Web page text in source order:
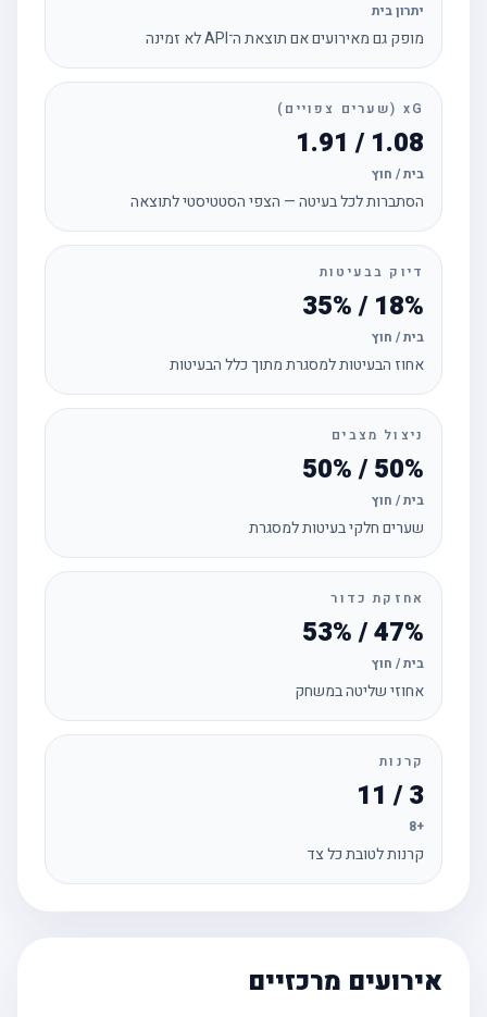
יתרון בית
מופק גם מאירועים אם תוצאת ה־API לא זמינה
xG (שערים צפויים)
1.08 / 1.91
בית / חוץ
הסתברות לכל בעיטה — הצפי הסטטיסטי לתוצאה
דיוק בבעיטות
18% / 35%
בית / חוץ
אחוז הבעיטות למסגרת מתוך כלל הבעיטות
ניצול מצבים
50% / 50%
בית / חוץ
שערים חלקי בעיטות למסגרת
אחזקת כדור
47% / 53%
בית / חוץ
אחוזי שליטה במשחק
קרנות
3 / 11
קרנות לטובת כל צד
אירועים מרכזיים